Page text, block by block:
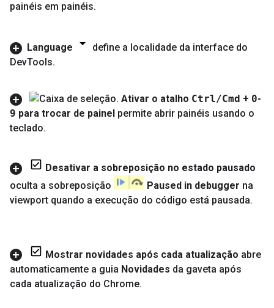
painéis em painéis.
Language
define a localidade da interface do
DevTools.
Ativar o atalho Ctrl/Cmd + 0-
9 para trocar de painel permite abrir painéis usando o
teclado.
Desativar a sobreposição no estado pausado
oculta a sobreposição
Paused in debugger na
viewport quando a execução do código está pausada.
Mostrar novidades após cada atualização abre
automaticamente a guia Novidades da gaveta após
cada atualização do Chrome.